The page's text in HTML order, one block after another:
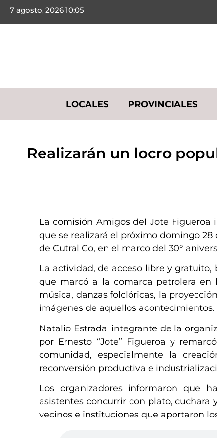
7 agosto, 2026 10:05
LOCALES PROVINCIALES
Realizarán un locro
La comisión Amigos del Jote
que se realizará el próximo domingo 28
de Cutral Co, en el marco del 30°
La actividad, de acceso libre y
que marcó a la comarca petrolera en
música, danzas folclóricas, la
imágenes de aquellos acontecimientos.
Natalio Estrada, integrante de la
por Ernesto “Jote” Figueroa y
comunidad, especialmente la
reconversión productiva e
Los organizadores informaron que
asistentes concurrir con plato, cuchara
vecinos e instituciones que aportaron